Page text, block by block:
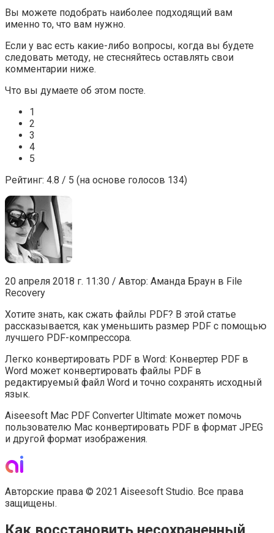
Вы можете подобрать наиболее подходящий вам
именно то, что вам нужно.
Если у вас есть какие-либо вопросы, когда вы будете
следовать методу, не стесняйтесь оставлять свои
комментарии ниже.
Что вы думаете об этом посте.
1
2
3
4
5
Рейтинг: 4.8 / 5 (на основе голосов 134)
20 апреля 2018 г. 11:30 / Автор: Аманда Браун в File
Recovery
Хотите знать, как сжать файлы PDF? В этой статье
рассказывается, как уменьшить размер PDF с помощью
лучшего PDF-компрессора.
Легко конвертировать PDF в Word: Конвертер PDF в
Word может конвертировать файлы PDF в
редактируемый файл Word и точно сохранять исходный
язык.
Aiseesoft Mac PDF Converter Ultimate может помочь
пользователю Mac конвертировать PDF в формат JPEG
и другой формат изображения.
Авторские права © 2021 Aiseesoft Studio. Все права
защищены.